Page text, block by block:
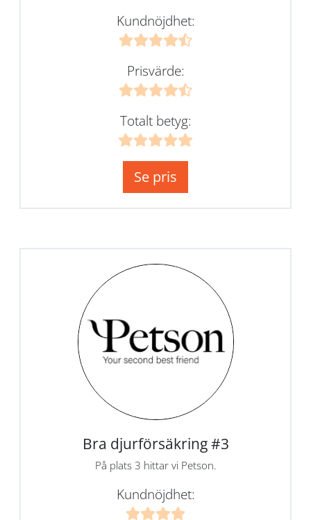
Kundnöjdhet:
Prisvärde:
Totalt betyg:
Se pris
Bra djurförsäkring #3
På plats 3 hittar vi Petson.
Kundnöjdhet: